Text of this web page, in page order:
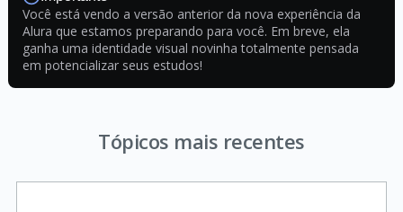
Você está vendo a versão anterior da nova experiência da
Alura que estamos preparando para você. Em breve, ela
ganha uma identidade visual novinha totalmente pensada
em potencializar seus estudos!
Tópicos mais recentes